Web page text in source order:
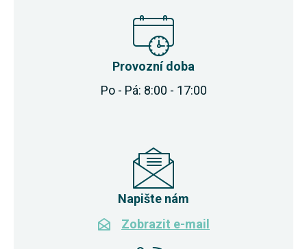
Provozní doba
Po - Pá: 8:00 - 17:00
Napište nám
Zobrazit e-mail